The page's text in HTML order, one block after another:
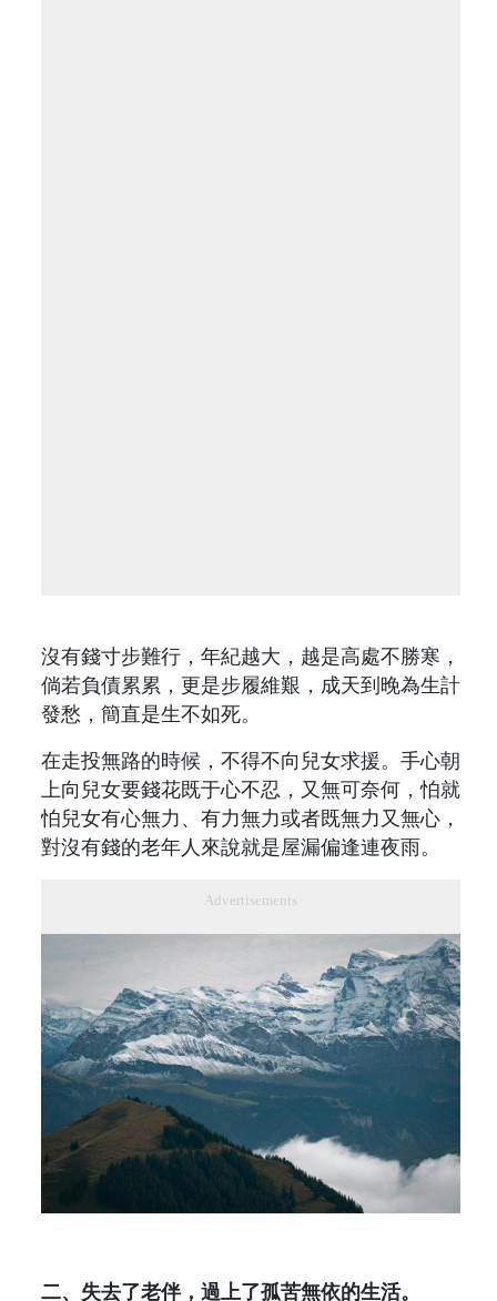
沒有錢寸步難行，年紀越大，越是高處不勝寒，
倘若負債累累，更是步履維艱，成天到晚為生計
發愁，簡直是生不如死。
在走投無路的時候，不得不向兒女求援。手心朝
上向兒女要錢花既于心不忍，又無可奈何，怕就
怕兒女有心無力、有力無力或者既無力又無心，
對沒有錢的老年人來說就是屋漏偏逢連夜雨。
Advertisements
二、失去了老伴，過上了孤苦無依的生活。